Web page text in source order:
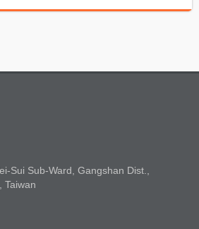
Sui Sub-Ward, Gangshan Dist.,
Taiwan